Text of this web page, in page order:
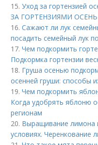
15.Уход за гортензией
ЗА ГОРТЕНЗИЯМИ
16.Сажают ли лук
посадить семейный лук
17.Чем подкормить
Подкормка гортензии
18. Груша осенью
осенней груши: способы
19.Чем подкормить
Когда удобрять яблоню
регионам
20. Выращивание лимона
условиях. Черенкование